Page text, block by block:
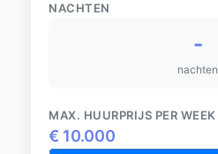
NACHTEN
-
nachten
MAX. HUURPRIJS PER WEEK
€ 10.000